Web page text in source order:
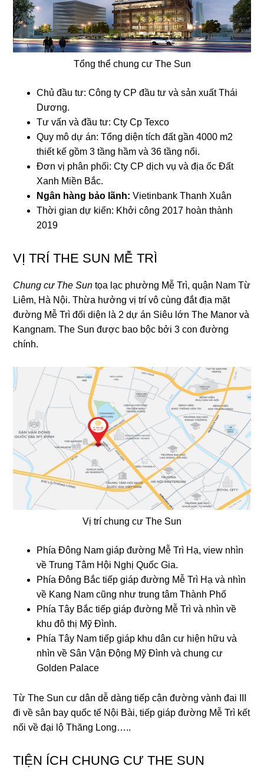
Tổng thể chung cư The Sun
Chủ đầu tư: Công ty CP đầu tư và sản xuất Thái
Dương.
Tư vấn và đầu tư: Cty Cp Texco
Quy mô dự án: Tổng diện tích đất gần 4000 m2
thiết kế gồm 3 tầng hầm và 36 tầng nổi.
Đơn vị phân phối: Cty CP dịch vụ và địa ốc Đất
Xanh Miền Bắc.
Ngân hàng bảo lãnh:Vietinbank Thanh Xuân
Thời gian dự kiến: Khởi công 2017 hoàn thành
2019
VỊ TRÍ THE SUN MỄ TRÌ
Chung cư The Sun tọa lạc phường Mễ Trì, quận Nam Từ
Liêm, Hà Nội. Thừa hưởng vị trí vô cùng đắt địa mặt
đường Mễ Trì đối diện là 2 dự án Siêu lớn The Manor và
Kangnam. The Sun được bao bộc bởi 3 con đường
chính.
Vị trí chung cư The Sun
Phía Đông Nam giáp đường Mễ Trì Hạ, view nhìn
về Trung Tâm Hội Nghị Quốc Gia.
Phía Đông Bắc tiếp giáp đường Mễ Trì Hạ và nhìn
về Kang Nam cũng như trung tâm Thành Phố
Phía Tây Bắc tiếp giáp đường Mễ Trì và nhìn về
khu đô thị Mỹ Đình.
Phía Tây Nam tiếp giáp khu dân cư hiện hữu và
nhìn về Sân Vận Động Mỹ Đình và chung cư
Golden Palace
Từ The Sun cư dân dễ dàng tiếp cận đường vành đai III
đi về sân bay quốc tế Nội Bài, tiếp giáp đường Mễ Trì kết
nối về đại lộ Thăng Long…..
TIỆN ÍCH CHUNG CƯ THE SUN